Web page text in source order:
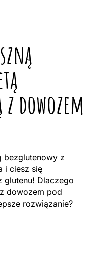
dowozem
bezglutenowy z
i ciesz się
glutenu! Dlaczego
dowozem pod
rozwiązanie?